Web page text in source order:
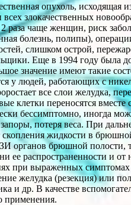
опухоль, исходящая
злокачественных
чаще женщин, риск
болезнь, полипы),
слишком острой,
Еще в 1994 году была
значение имеют такие
у людей, работающих с
все слои желудка,
клетки переносятся
бессимптомно, иногда
потеря веса. При
жидкости в
органов брюшной полости,
ее распространенности и
при выраженных
желудка (резекция) или
др. В качестве
применения.